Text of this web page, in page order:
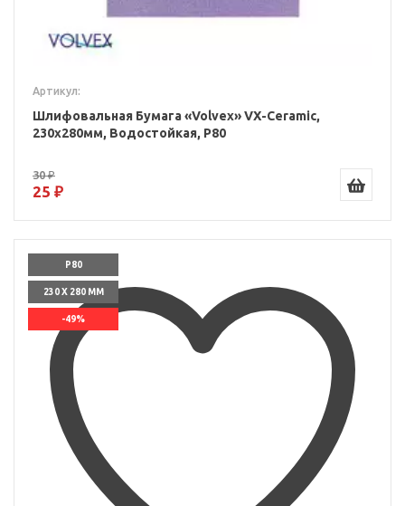
Артикул:
Шлифовальная Бумага «Volvex» VX-Ceramic,
230x280мм, Водостойкая, P80
30 ₽
25 ₽
P80
230 X 280 ММ
-49%